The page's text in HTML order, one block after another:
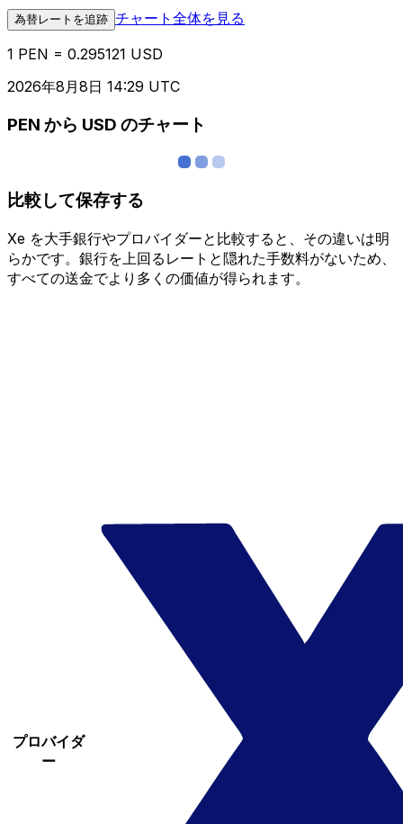
為替レートを追跡 チャート全体を見る
1 PEN = 0.295121 USD
2026年8月8日 14:29 UTC
PEN から USD のチャート
比較して保存する
Xe を大手銀行やプロバイダーと比較すると、その違いは明
らかです。銀行を上回るレートと隠れた手数料がないため、
すべての送金でより多くの価値が得られます。
プロバイダ
ー